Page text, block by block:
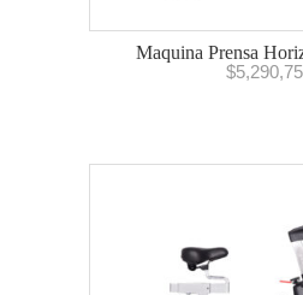
Maquina Prensa
$